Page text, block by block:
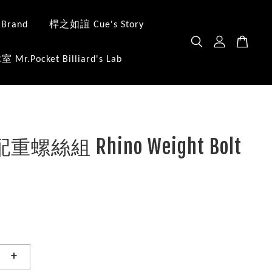
桿之如誼 Cue's Story
Mr.Pocket Billiard's Lab
重螺絲組 Rhino Weight Bolt
+